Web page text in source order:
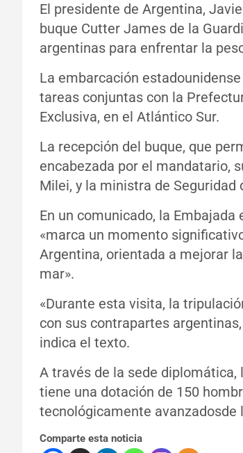
El presidente de Argentina,
buque Cutter James de la
argentinas para enfrentar la
La embarcación
tareas conjuntas con la
Exclusiva, en el Atlántico Sur.
La recepción del buque, que
encabezada por el mandatario,
Milei, y la ministra de Seguridad
En un comunicado, la
«marca un momento
Argentina, orientada a mejorar
mar».
«Durante esta visita, la
con sus contrapartes
indica el texto.
A través de la sede diplomática,
tiene una dotación de 150
tecnológicamente avanzadosde
Comparte esta noticia